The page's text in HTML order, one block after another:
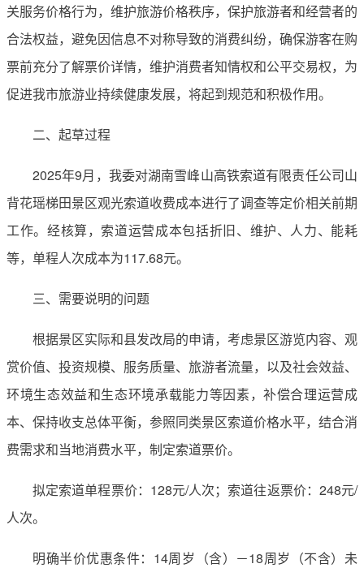
关服务价格行为，维护旅游价格秩序，保护旅游者和经营者的
合法权益，避免因信息不对称导致的消费纠纷，确保游客在购
票前充分了解票价详情，维护消费者知情权和公平交易权，为
促进我市旅游业持续健康发展，将起到规范和积极作用。
二、起草过程
2025年9月，我委对湖南雪峰山高铁索道有限责任公司山
背花瑶梯田景区观光索道收费成本进行了调查等定价相关前期
工作。经核算，索道运营成本包括折旧、维护、人力、能耗
等，单程人次成本为117.68元。
三、需要说明的问题
根据景区实际和县发改局的申请，考虑景区游览内容、观
赏价值、投资规模、服务质量、旅游者流量，以及社会效益、
环境生态效益和生态环境承载能力等因素，补偿合理运营成
本、保持收支总体平衡，参照同类景区索道价格水平，结合消
费需求和当地消费水平，制定索道票价。
拟定索道单程票价：128元/人次；索道往返票价：248元/
人次。
明确半价优惠条件：14周岁（含）－18周岁（不含）未